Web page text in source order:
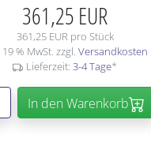
361,25 EUR
361,25 EUR pro Stück
% MwSt. zzgl. Versandkosten
Lieferzeit: 3-4 Tage*
In den Warenkorb